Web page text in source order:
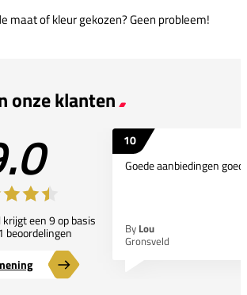
maat of kleur gekozen? Geen probleem!
onze klanten
een 9 op basis
beoordelingen
10
Goede aanbiedingen
By Lou
Gronsveld